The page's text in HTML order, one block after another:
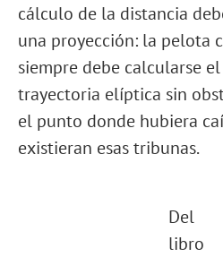
cálculo de la distancia
una proyección: la pelota
siempre debe calcularse
trayectoria elíptica sin
el punto donde hubiera
existieran esas tribunas.
Del
libro